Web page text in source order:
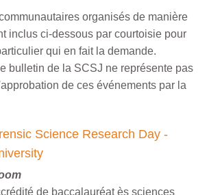
organisés de manière
inclus ci-dessous par courtoisie pour
qui en fait la demande.
bulletin de la SCSJ ne représente pas
de ces événements par la
Science Research Day -
de baccalauréat ès sciences